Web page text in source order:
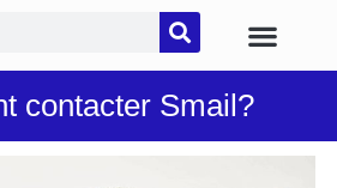
contacter Smail?